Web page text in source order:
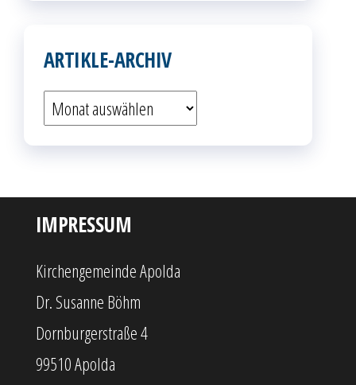
ARTIKLE-ARCHIV
Artikle-
IMPRESSUM
Kirchengemeinde Apolda
Dr. Susanne Böhm
Dornburgerstraße 4
99510 Apolda